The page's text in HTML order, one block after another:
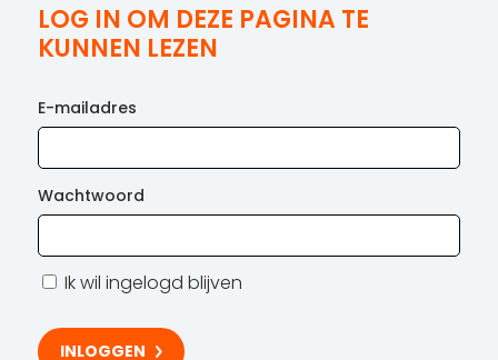
LOG IN OM DEZE PAGINA TE
KUNNEN LEZEN
E-mailadres
Wachtwoord
Ik wil ingelogd blijven